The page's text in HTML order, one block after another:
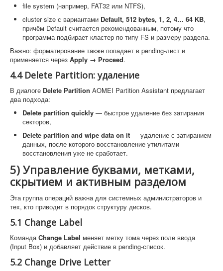
file system (например, FAT32 или NTFS),
cluster size с вариантами Default, 512 bytes, 1, 2, 4… 64 KB,
причём Default считается рекомендованным, потому что
программа подбирает кластер по типу FS и размеру раздела.
Важно: форматирование также попадает в pending-лист и
применяется через Apply → Proceed.
4.4 Delete Partition: удаление
В диалоге Delete Partition AOMEI Partition Assistant предлагает
два подхода:
Delete partition quickly — быстрое удаление без затирания
секторов,
Delete partition and wipe data on it — удаление с затиранием
данных, после которого восстановление утилитами
восстановления уже не сработает.
5) Управление буквами, метками,
скрытием и активным разделом
Эта группа операций важна для системных администраторов и
тех, кто приводит в порядок структуру дисков.
5.1 Change Label
Команда Change Label меняет метку тома через поле ввода
(Input Box) и добавляет действие в pending-список.
5.2 Change Drive Letter